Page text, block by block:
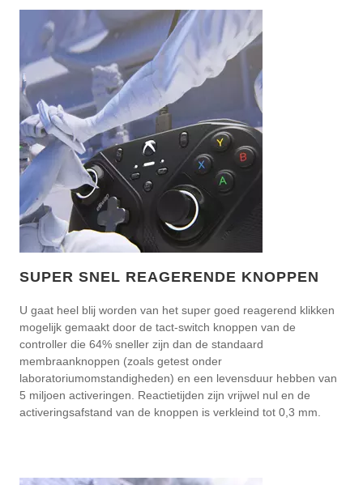
SUPER SNEL REAGERENDE KNOPPEN
U gaat heel blij worden van het super goed reagerend klikken
mogelijk gemaakt door de tact-switch knoppen van de
controller die 64% sneller zijn dan de standaard
membraanknoppen (zoals getest onder
laboratoriumomstandigheden) en een levensduur hebben van
5 miljoen activeringen. Reactietijden zijn vrijwel nul en de
activeringsafstand van de knoppen is verkleind tot 0,3 mm.